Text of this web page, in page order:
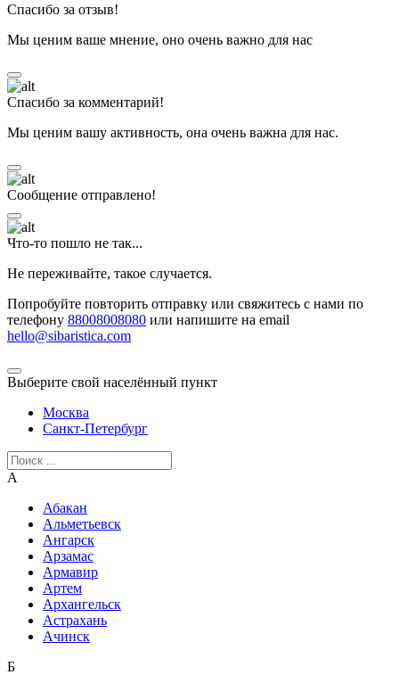
Спасибо за отзыв!
Мы ценим ваше мнение, оно очень важно для нас
Спасибо за комментарий!
Мы ценим вашу активность, она очень важна для нас.
Сообщение отправлено!
Что-то пошло не так...
Не переживайте, такое случается.
Попробуйте повторить отправку или свяжитесь с нами по
телефону 88008008080 или напишите на email
hello@sibaristica.com
Выберите свой населённый пункт
Москва
Санкт-Петербург
А
Абакан
Альметьевск
Ангарск
Арзамас
Армавир
Артем
Архангельск
Астрахань
Ачинск
Б